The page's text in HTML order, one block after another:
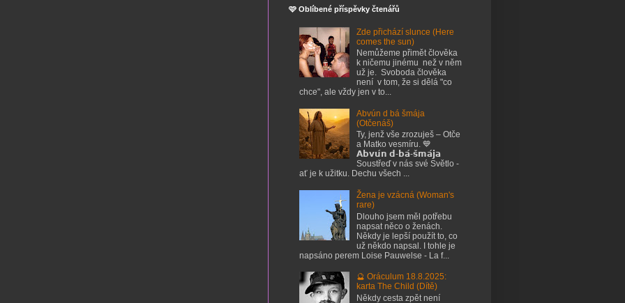
🩷 Oblíbené příspěvky čtenářů
Zde přichází slunce (Here
comes the sun)
Nemůžeme přimět člověka
k ničemu jinému než v něm
už je. Svoboda člověka
není v tom, že si dělá "co
chce", ale vždy jen v to...
Abvún d bá šmája
(Otčenáš)
Ty, jenž vše zrozuješ – Otče
a Matko vesmíru. 💙
𝗔𝗯𝘃𝘂́𝗻 𝗱-𝗯𝗮́-𝘀̌𝗺𝗮́𝗷𝗮
Soustřeď v nás své Světlo -
ať je k užitku. Dechu všech ...
Žena je vzácná (Woman's
rare)
Dlouho jsem měl potřebu
napsat něco o ženách.
Někdy je lepší použít to, co
už někdo napsal. I tohle je
napsáno perem Loise Pauwelse - La f...
🔮 Oráculum 18.8.2025:
karta The Child (Dítě)
Někdy cesta zpět není